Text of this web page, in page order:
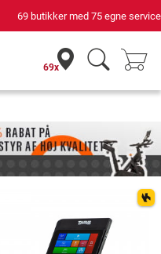
servicemontører
69x